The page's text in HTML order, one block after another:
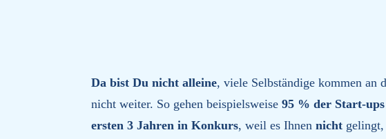
Da bist Du nicht alleine, viele Selbständige kommen an
nicht weiter. So gehen beispielsweise 95 % der Start-
ersten 3 Jahren in Konkurs, weil es Ihnen nicht